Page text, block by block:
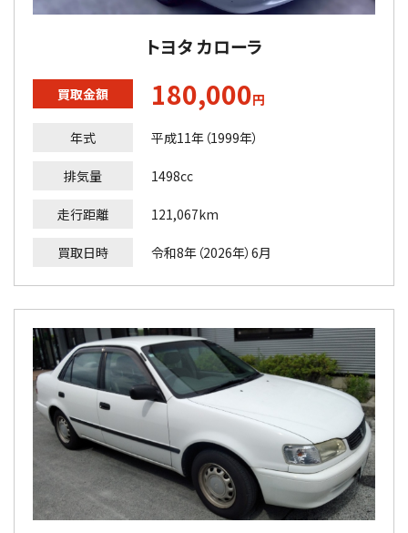
トヨタ カローラ
買取金額 180,000円
年式 平成11年（1999年）
排気量 1498cc
走行距離 121,067km
買取日時 令和8年（2026年）6月